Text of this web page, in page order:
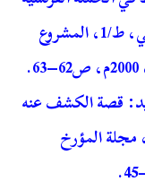
على مصر، ترجمة وتقديم:- كاميليا صبحي، ط/1، المشروع
قصة الكشف عنه
المؤرخ